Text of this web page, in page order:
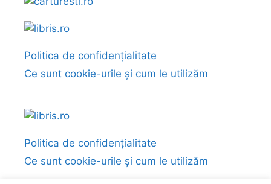
Politica de confidențialitate
Ce sunt cookie-urile și cum le utilizăm
Politica de confidențialitate
Ce sunt cookie-urile și cum le utilizăm